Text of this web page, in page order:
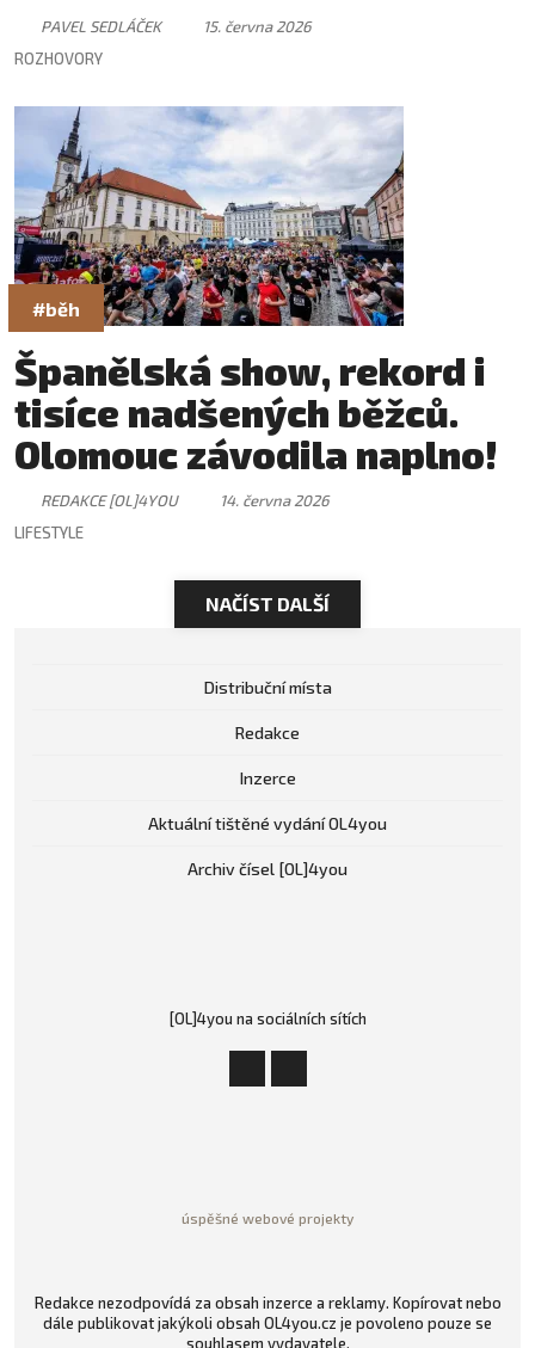
PAVEL SEDLÁČEK
15. června 2026
ROZHOVORY
#běh
Španělská show, rekord i
tisíce nadšených běžců.
Olomouc závodila naplno!
REDAKCE [OL]4YOU
14. června 2026
LIFESTYLE
NAČÍST DALŠÍ
Distribuční místa
Redakce
Inzerce
Aktuální tištěné vydání OL4you
Archiv čísel [OL]4you
[OL]4you na sociálních sítích
úspěšné webové projekty
Redakce nezodpovídá za obsah inzerce a reklamy. Kopírovat nebo
dále publikovat jakýkoli obsah OL4you.cz je povoleno pouze se
souhlasem vydavatele.